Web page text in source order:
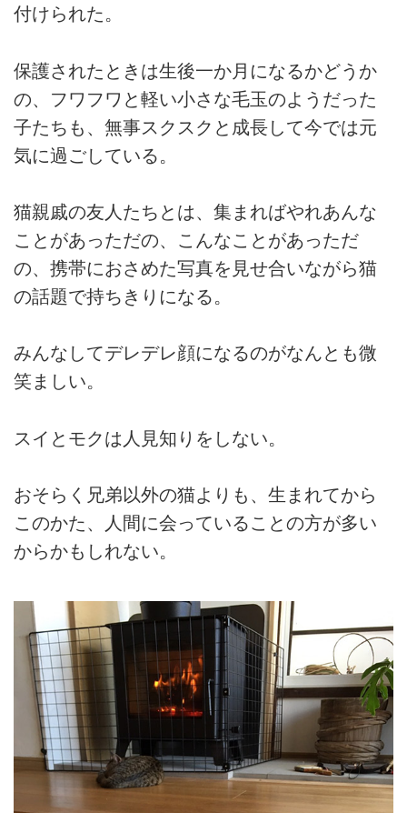
付けられた。
保護されたときは生後一か月になるかどうか
の、フワフワと軽い小さな毛玉のようだった
子たちも、無事スクスクと成長して今では元
気に過ごしている。
猫親戚の友人たちとは、集まればやれあんな
ことがあっただの、こんなことがあっただ
の、携帯におさめた写真を見せ合いながら猫
の話題で持ちきりになる。
みんなしてデレデレ顔になるのがなんとも微
笑ましい。
スイとモクは人見知りをしない。
おそらく兄弟以外の猫よりも、生まれてから
このかた、人間に会っていることの方が多い
からかもしれない。